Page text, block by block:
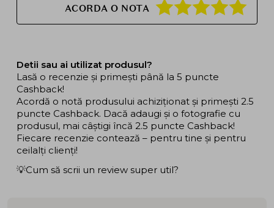
ACORDA O NOTA
Detii sau ai utilizat produsul?
Lasă o recenzie și primești până la 5 puncte
Cashback!
Acordă o notă produsului achiziționat și primești 2.5
puncte Cashback. Dacă adaugi și o fotografie cu
produsul, mai câștigi încă 2.5 puncte Cashback!
Fiecare recenzie contează – pentru tine și pentru
ceilalți clienți!
💡Cum să scrii un review super util?